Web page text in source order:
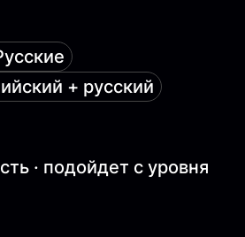
+ русский
· подойдет с уровня